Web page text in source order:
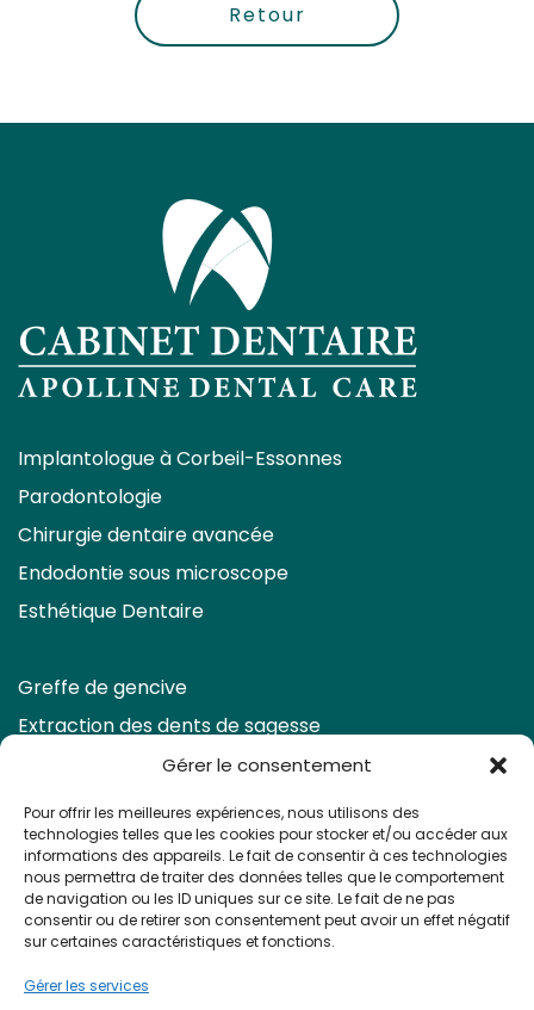
Gérer le consentement
Pour offrir les meilleures expériences, nous utilisons des
technologies telles que les cookies pour stocker et/ou accéder aux
informations des appareils. Le fait de consentir à ces technologies
nous permettra de traiter des données telles que le comportement
de navigation ou les ID uniques sur ce site. Le fait de ne pas
consentir ou de retirer son consentement peut avoir un effet négatif
sur certaines caractéristiques et fonctions.
Gérer les services
Retour
Implantologue à Corbeil-Essonnes
Parodontologie
Chirurgie dentaire avancée
Endodontie sous microscope
Esthétique Dentaire
Greffe de gencive
Extraction des dents de sagesse
Eclaircissement & Facettes
Retraitement endodontique
Prendre rendez-vous